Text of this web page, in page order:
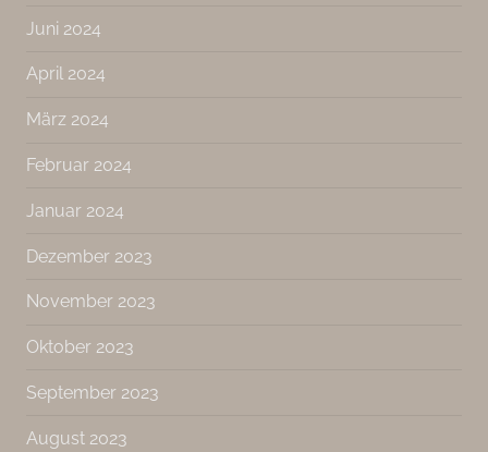
Juni 2024
April 2024
März 2024
Februar 2024
Januar 2024
Dezember 2023
November 2023
Oktober 2023
September 2023
August 2023